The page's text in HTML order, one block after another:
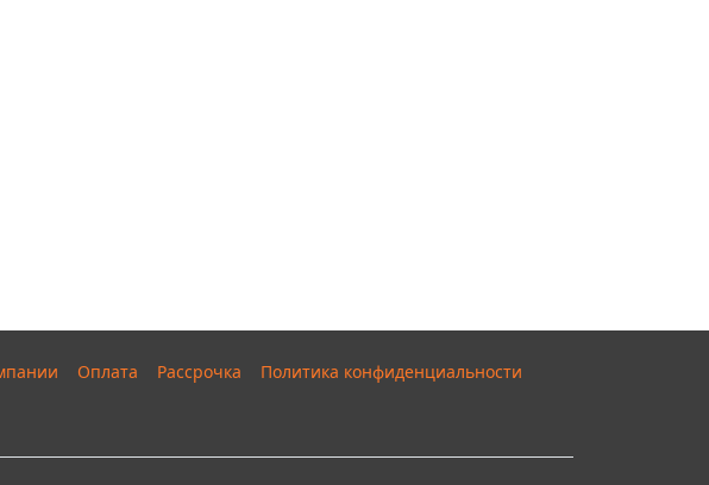
Оплата Рассрочка
Политика конфиденциальности